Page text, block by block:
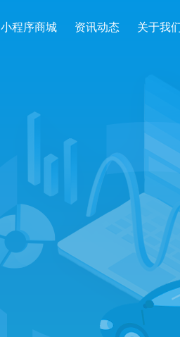
小程序商城 资讯动态 关于我